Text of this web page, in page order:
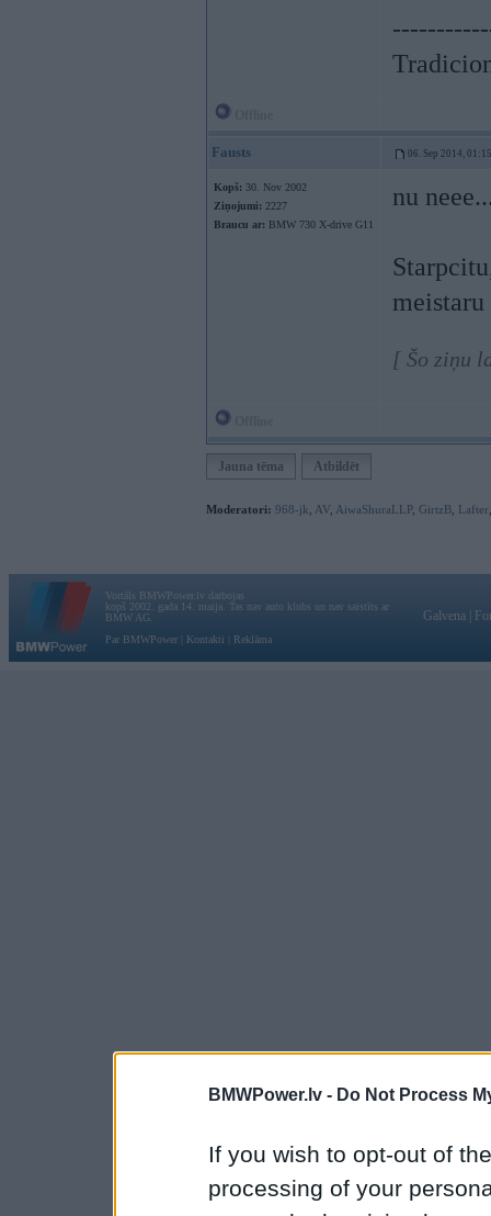
BMWPower.lv - Do Not Process
If you wish to opt-out of
processing of your
Fausts 06. Sep 2014, 01:15
Kopš: 30. Nov 2002
Ziņojumi: 2227
Braucu ar: BMW 730 X-drive G11
nu
[ Šo ziņu
Jauna tēma Atbildēt
Moderatori: 968-jk AV AiwaShuraLLP, GirtzB Lafter
Vortāls BMWPower.lv darbojas
kopš 2002. gada 14. maija. Tas nav auto klubs un nav saistīts ar
BMW AG.
Par BMWPower
Kontakti Reklāma
Galvena